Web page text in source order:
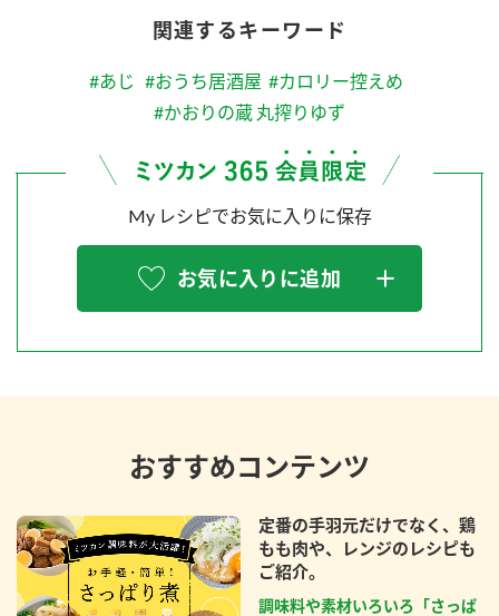
関連するキーワード
#あじ #おうち居酒屋 #カロリー控えめ
#かおりの蔵 丸搾りゆず
My レシピでお気に入りに保存
お気に入りに追加
おすすめコンテンツ
定番の手羽元だけでなく、鶏
もも肉や、レンジのレシピも
ご紹介。
調味料や素材いろいろ「さっぱ